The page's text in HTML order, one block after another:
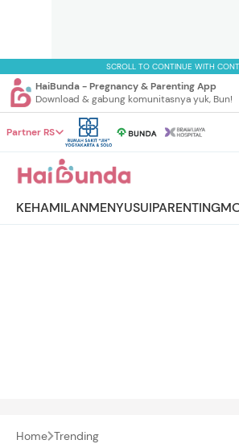
SCROLL TO CONTINUE WITH
HaiBunda - Pregnancy & Parenting App
Download & gabung komunitasnya yuk, Bun!
Partner RS
KEHAMILANMENYUSUIPARENTING
Home Trending